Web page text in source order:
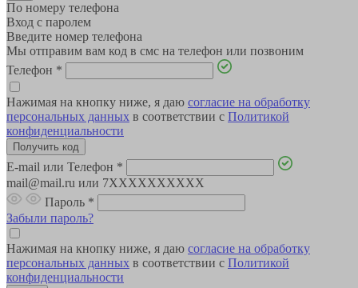
По номеру телефона
Вход с паролем
Введите номер телефона
Мы отправим вам код в смс на телефон или позвоним
Телефон *
Нажимая на кнопку ниже, я даю согласие на обработку
персональных данных в соответствии с Политикой
конфиденциальности
E-mail или Телефон *
mail@mail.ru или 7XXXXXXXXXX
Пароль *
Забыли пароль?
Нажимая на кнопку ниже, я даю согласие на обработку
персональных данных в соответствии с Политикой
конфиденциальности